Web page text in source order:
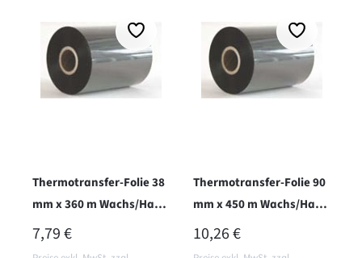
Thermotransfer-Folie 38
mm x 360 m Wachs/Harz,
innen, B110A, X2
REGULÄRER PREIS:
7,79 €
Thermotransfer-Folie 90
mm x 450 m Wachs/Harz,
aussen, B110A-X2
REGULÄRER PREIS:
10,26 €